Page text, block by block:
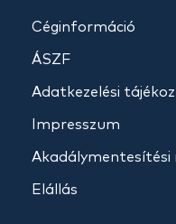
Céginformáció
ÁSZF
Adatkezelési
Impresszum
Akadálymentesítési
Elállás